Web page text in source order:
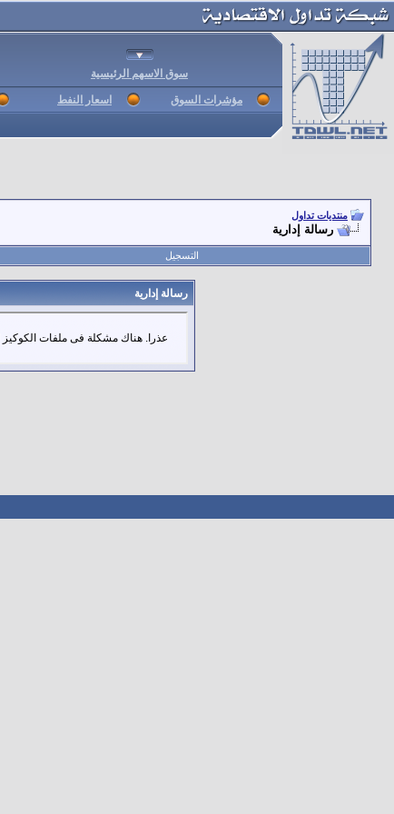
سوق الاسهم الرئيسية
مؤشرات السوق اسعار النفط
منتديات تداول
رسالة إدارية
التسجيل
رسالة إدارية
عذرا. هناك مشكلة فى ملفات الكوكيز